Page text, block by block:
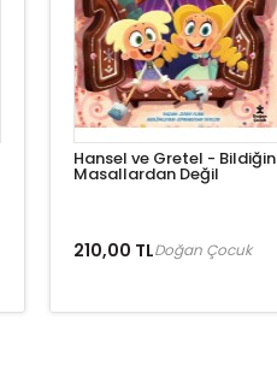
Hansel ve Gretel - Bildiğin
Masallardan Değil
210,00 TLDoğan Çocuk